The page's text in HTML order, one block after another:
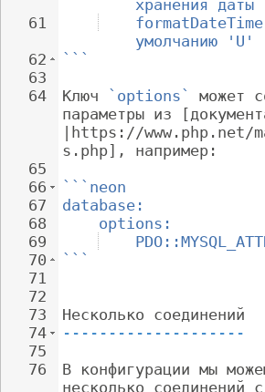
61
62
63
64
65
66
67
68
69
70
71
72
73
74
75
76
хранения даты
умолчанию 'U'
```
Ключ
`options`
может
параметры из
|https://www.php.net/
s.php], например:
```neon
database:
options:
```
Несколько соединений
--------------------
В конфигурации мы
несколько соединений